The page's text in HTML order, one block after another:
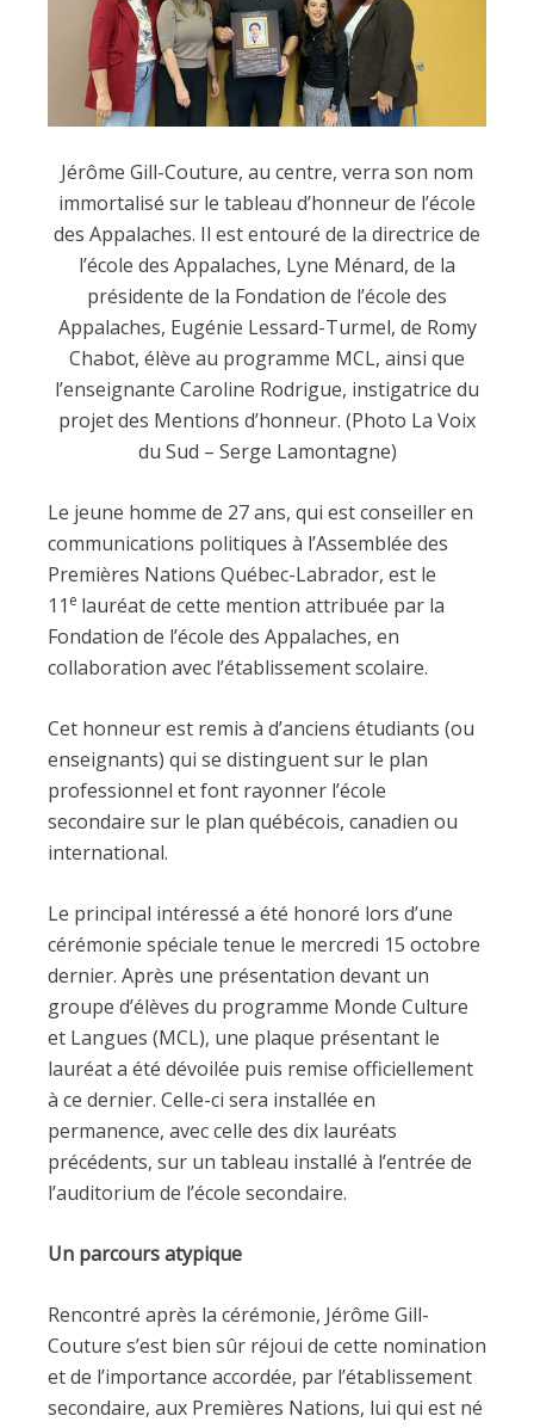
Jérôme Gill-Couture, au centre, verra son nom
immortalisé sur le tableau d’honneur de l’école
des Appalaches. Il est entouré de la directrice de
l’école des Appalaches, Lyne Ménard, de la
présidente de la Fondation de l’école des
Appalaches, Eugénie Lessard-Turmel, de Romy
Chabot, élève au programme MCL, ainsi que
l’enseignante Caroline Rodrigue, instigatrice du
projet des Mentions d’honneur. (Photo La Voix
du Sud – Serge Lamontagne)
Le jeune homme de 27 ans, qui est conseiller en
communications politiques à l’Assemblée des
Premières Nations Québec-Labrador, est le
11 e lauréat de cette mention attribuée par la
Fondation de l’école des Appalaches, en
collaboration avec l’établissement scolaire.
Cet honneur est remis à d’anciens étudiants (ou
enseignants) qui se distinguent sur le plan
professionnel et font rayonner l’école
secondaire sur le plan québécois, canadien ou
international.
Le principal intéressé a été honoré lors d’une
cérémonie spéciale tenue le mercredi 15 octobre
dernier. Après une présentation devant un
groupe d’élèves du programme Monde Culture
et Langues (MCL), une plaque présentant le
lauréat a été dévoilée puis remise officiellement
à ce dernier. Celle-ci sera installée en
permanence, avec celle des dix lauréats
précédents, sur un tableau installé à l’entrée de
l’auditorium de l’école secondaire.
Un parcours atypique
Rencontré après la cérémonie, Jérôme Gill-
Couture s’est bien sûr réjoui de cette nomination
et de l’importance accordée, par l’établissement
secondaire, aux Premières Nations, lui qui est né